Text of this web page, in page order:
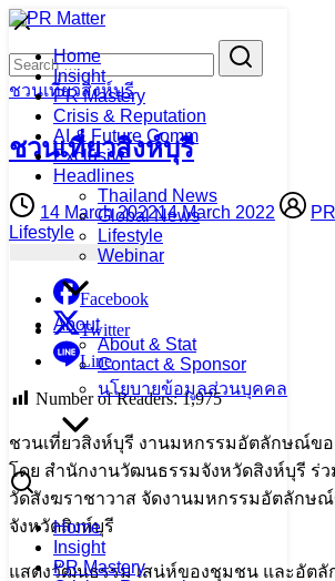
Skip
contentHome
Insight
PR Mastery
Crisis & Reputation
AI & Future Comm
Exclusive
Headlines
Thailand News
Global News
Lifestyle
Webinar
About
About & Stat
Contact & Sponsor
นโยบายข้อมูลส่วนบุคคล
Home
Insight
PR Mastery
Search
for:
ชวนเที่ยวสิงห์บุรี
ชวนเที่ยวสิงห์บุรี
14 March 202214 March 2022
Lifestyle
Facebook
Twitter
Line
Number of Readers: 1,975
ชวนเที่ยวสิงห์บุรี งานมหกรรมอัตลักษณ์ข
โดย สำนักงานวัฒนธรรมจังหวัดสิงห์บุรี
วัดสังฆราชาวาส จัดงานมหกรรมอัตลักษ
จังหวัดสิงห์บุรี
แสดงวัฒนธรรม เสน่ห์ของชุมชน และอัต